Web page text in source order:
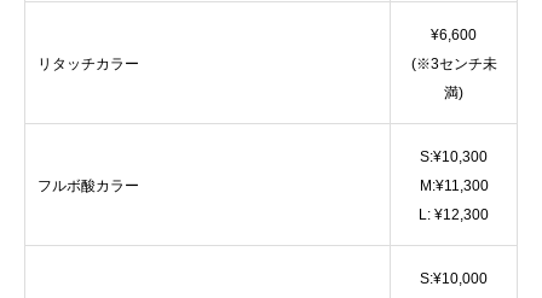
リタッチカラー
¥6,600
(※3センチ未
満)
フルボ酸カラー
S:¥10,300
M:¥11,300
L: ¥12,300
S:¥10,000